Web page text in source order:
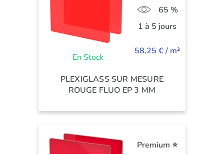
En Stock
65 %
1 à 5 jours
58,25 € / m²
PLEXIGLASS SUR MESURE
ROUGE FLUO EP 3 MM
Premium ⭐